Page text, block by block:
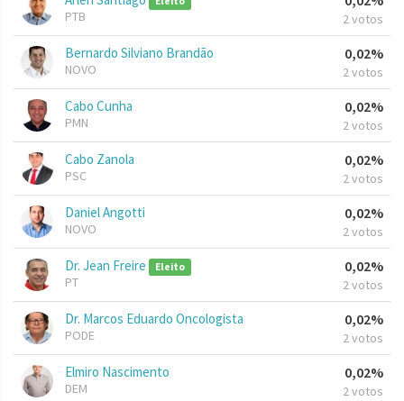
PTB 2 votos
Bernardo Silviano Brandão
NOVO
0,02%
2 votos
Cabo Cunha
PMN
0,02%
2 votos
Cabo Zanola
PSC
0,02%
2 votos
Daniel Angotti
NOVO
0,02%
2 votos
Dr. Jean Freire Eleito
PT
0,02%
2 votos
Dr. Marcos Eduardo Oncologista
PODE
0,02%
2 votos
Elmiro Nascimento
DEM
0,02%
2 votos